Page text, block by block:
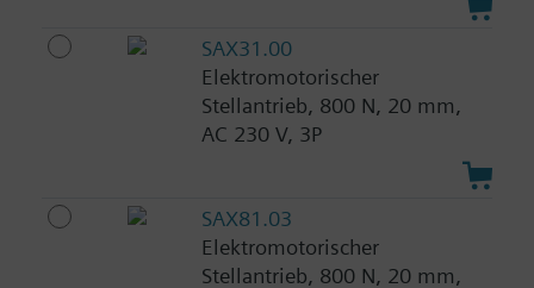
SAX31.00
Elektromotorischer
Stellantrieb, 800 N, 20 mm,
AC 230 V, 3P
SAX81.03
Elektromotorischer
Stellantrieb, 800 N, 20 mm,